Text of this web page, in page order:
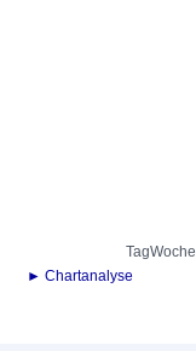
TagWoche
► Chartanalyse